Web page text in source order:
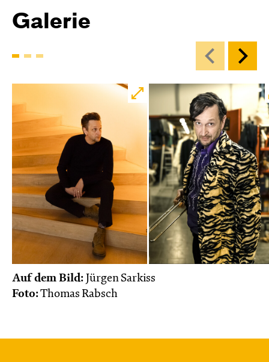
Galerie
Auf dem Bild: Jürgen Sarkiss
Foto:Thomas Rabsch